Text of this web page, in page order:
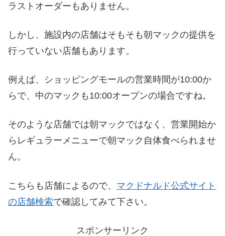
ラストオーダーもありません。
しかし、施設内の店舗はそもそも朝マックの提供を
行っていない店舗もあります。
例えば、ショッピングモールの営業時間が10:00か
らで、中のマックも10:00オープンの場合ですね。
そのような店舗では朝マックではなく、営業開始か
らレギュラーメニューで朝マック自体食べられませ
ん。
こちらも店舗によるので、 マクドナルド公式サイト
の店舗検索で確認してみて下さい。
スポンサーリンク